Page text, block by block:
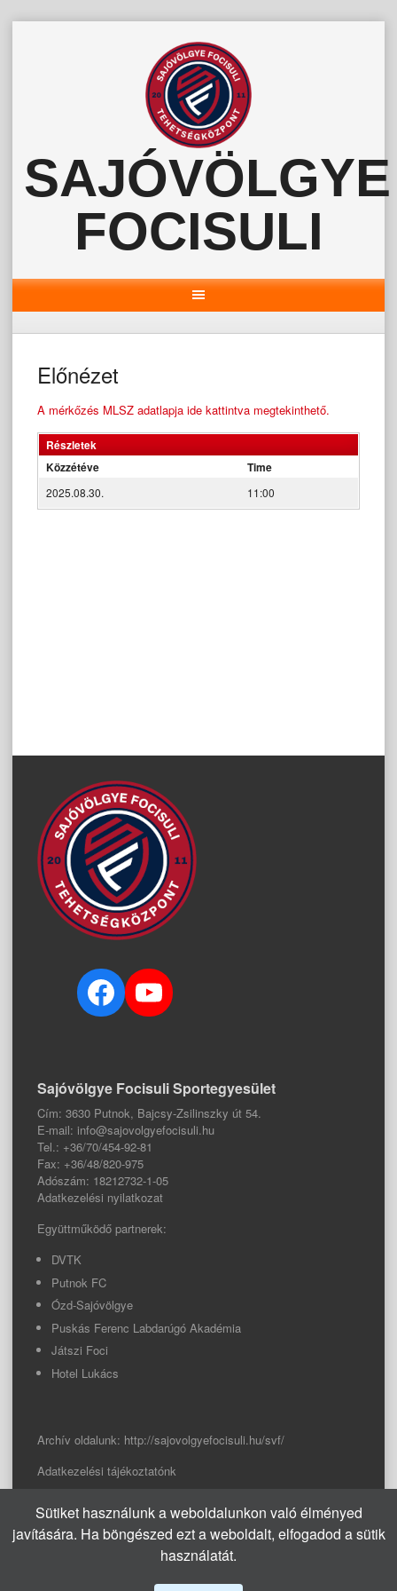
SAJÓVÖLGYE
FOCISULI
Előnézet
A mérkőzés MLSZ adatlapja ide kattintva megtekinthető.
Részletek
Közzétéve
Time
2025.08.30. 11:00
Facebook
YouTube
Sajóvölgye Focisuli Sportegyesület
Cím: 3630 Putnok, Bajcsy-Zsilinszky út 54.
E-mail: info@sajovolgyefocisuli.hu
Tel.: +36/70/454-92-81
Fax: +36/48/820-975
Adószám: 18212732-1-05
Adatkezelési nyilatkozat
Együttműködő partnerek:
DVTK
Putnok FC
Ózd-Sajóvölgye
Puskás Ferenc Labdarúgó Akadémia
Játszi Foci
Hotel Lukács
Archív oldalunk: http://sajovolgyefocisuli.hu/svf/
Adatkezelési tájékoztatónk
© 2026 Sajóvölgye Focisuli
info@sajovolgyefocisuli.hu
Sütiket használunk a weboldalunkon való élményed
javítására. Ha böngészed ezt a weboldalt, elfogadod a sütik
használatát.